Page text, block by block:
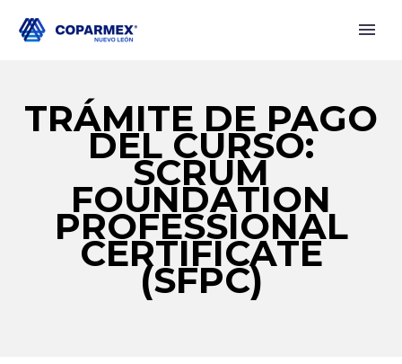
TRÁMITE DE PAGO
DEL CURSO:
SCRUM
FOUNDATION
PROFESSIONAL
CERTIFICATE
(SFPC)